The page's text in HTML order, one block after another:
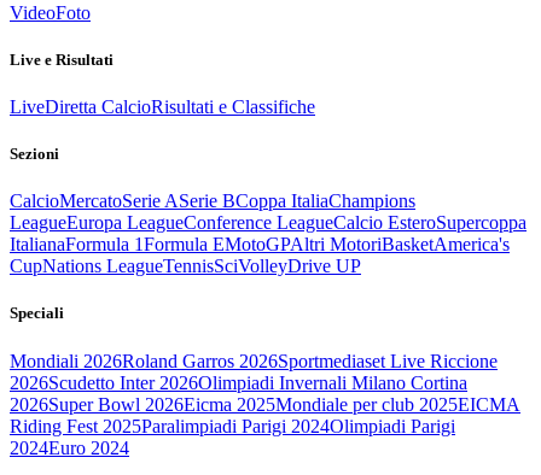
VideoFoto
Live e Risultati
LiveDiretta CalcioRisultati e Classifiche
Sezioni
CalcioMercatoSerie ASerie BCoppa ItaliaChampions
LeagueEuropa LeagueConference LeagueCalcio EsteroSupercoppa
ItalianaFormula 1Formula EMotoGPAltri MotoriBasketAmerica's
CupNations LeagueTennisSciVolleyDrive UP
Speciali
Mondiali 2026Roland Garros 2026Sportmediaset Live Riccione
2026Scudetto Inter 2026Olimpiadi Invernali Milano Cortina
2026Super Bowl 2026Eicma 2025Mondiale per club 2025EICMA
Riding Fest 2025Paralimpiadi Parigi 2024Olimpiadi Parigi
2024Euro 2024